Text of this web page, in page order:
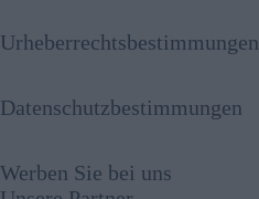
Urheberrechtsbestimmungen
Datenschutzbestimmungen
Werben Sie bei uns